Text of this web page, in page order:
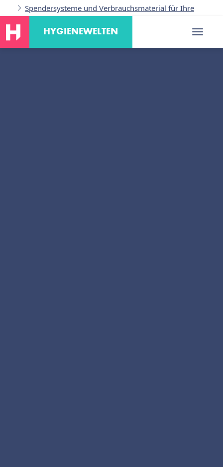
Spendersysteme und Verbrauchsmaterial für Ihre
Branche
HYGIENEWELTEN